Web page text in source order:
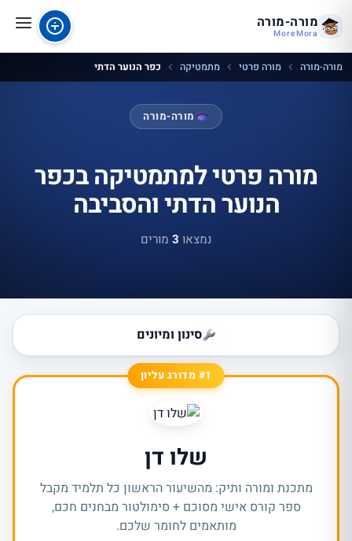
מורה-מורה
MoreMora
מורה-מורה מורה פרטי מתמטיקה כפר הנוער הדתי
מורה-מורה
מורה פרטי למתמטיקה בכפר
הנוער הדתי והסביבה
נמצאו 3 מורים
סינון ומיונים
#1 מדורג עליון
שלו דן
מתכנת ומורה ותיק: מהשיעור הראשון כל תלמיד מקבל
ספר קורס אישי מסוכם + סימולטור מבחנים חכם,
מותאמים לחומר שלכם.